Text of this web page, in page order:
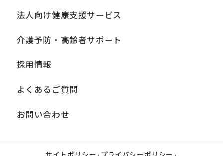
法人向け健康支援サービス
介護予防・高齢者サポート
採用情報
よくあるご質問
お問い合わせ
サイトポリシー プライバシーポリシー